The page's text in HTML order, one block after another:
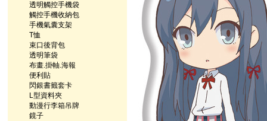
透明觸控手機袋
觸控手機收納包
手機氣囊支架
T恤
束口後背包
透明筆袋
布畫.掛軸.海報
便利貼
閃銀書籤套卡
L型資料夾
動漫行李箱吊牌
鏡子